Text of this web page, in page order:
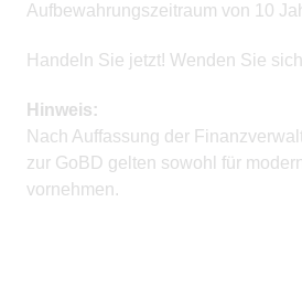
Aufbewahrungszeitraum von 10
Handeln Sie jetzt! Wenden Sie
Hinweis:
Nach Auffassung der
zur GoBD gelten sowohl für
vornehmen.